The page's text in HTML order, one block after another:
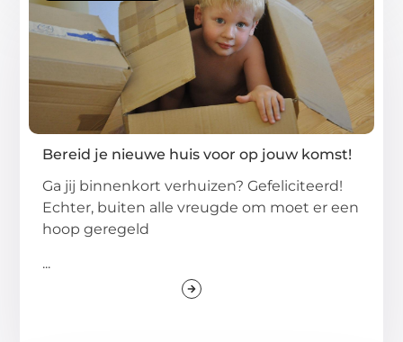
Bereid je nieuwe huis voor op jouw komst!
Ga jij binnenkort verhuizen? Gefeliciteerd!
Echter, buiten alle vreugde om moet er een
hoop geregeld
...